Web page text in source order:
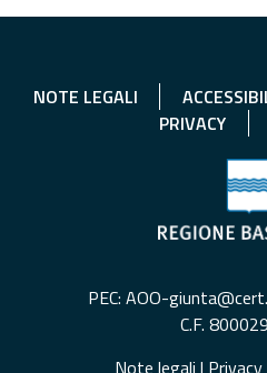
NOTE LEGALI
PRIVACY
PEC: AOO-
C.F.
Note legali | Privacy